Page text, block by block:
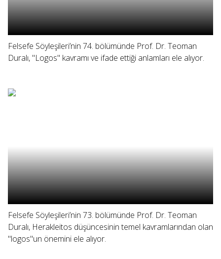
Felsefe Söyleşileri’nin 74. bölümünde Prof. Dr. Teoman
Duralı, "Logos" kavramı ve ifade ettiği anlamları ele alıyor.
Felsefe Söyleşileri’nin 73. bölümünde Prof. Dr. Teoman
Duralı, Herakleitos düşüncesinin temel kavramlarından olan
"logos"un önemini ele alıyor.